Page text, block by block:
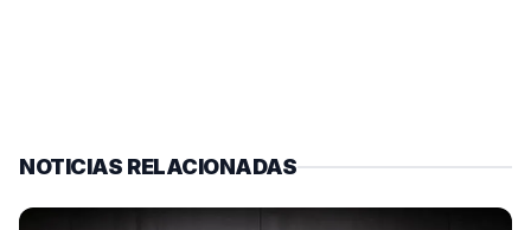
NOTICIAS RELACIONADAS